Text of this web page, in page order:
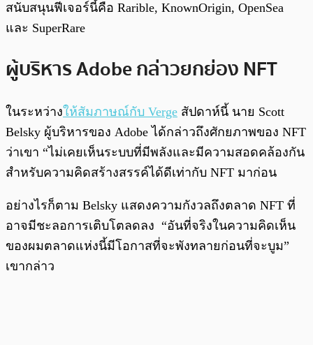
สนับสนุนฟีเจอร์นี้คือ Rarible, KnownOrigin, OpenSea
และ SuperRare
ผู้บริหาร Adobe กล่าวยกย่อง NFT
ในระหว่างให้สัมภาษณ์กับ Verge สัปดาห์นี้ นาย Scott
Belsky ผู้บริหารของ Adobe ได้กล่าวถึงศักยภาพของ NFT
ว่าเขา “ไม่เคยเห็นระบบที่มีพลังและมีความสอดคล้องกัน
สำหรับความคิดสร้างสรรค์ได้ดีเท่ากับ NFT มาก่อน
อย่างไรก็ตาม Belsky แสดงความกังวลถึงตลาด NFT ที่
อาจมีชะลอการเติบโตลดลง “อันที่จริงในความคิดเห็น
ของผมตลาดแห่งนี้มีโอกาสที่จะพังทลายก่อนที่จะบูม”
เขากล่าว